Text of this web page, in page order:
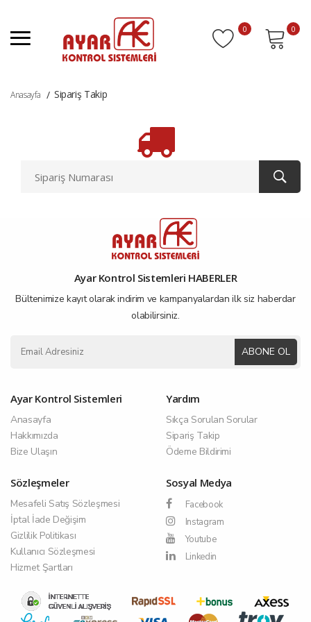
0 0
Anasayfa Sipariş Takip
Ayar Kontrol Sistemleri HABERLER
Bültenimize kayıt olarak indirim ve kampanyalardan ilk siz haberdar
olabilirsiniz.
ABONE OL
Ayar Kontrol Sistemleri
Anasayfa
Hakkımızda
Bize Ulaşın
Yardım
Sıkça Sorulan Sorular
Sipariş Takip
Ödeme Bildirimi
Sözleşmeler
Mesafeli Satış Sözleşmesi
İptal İade Değişim
Gizlilik Politikası
Kullanıcı Sözleşmesi
Hizmet Şartları
Sosyal Medya
Facebook
Instagram
Youtube
Linkedin